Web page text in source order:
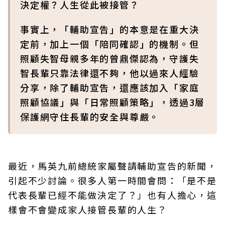
決定權？人生從此被接管？
事實上，「輔助宣告」的本意是在重大決
定前，加上一個「陪同確認」的機制。但
照顧失智母親多年的曾鼎傑認為，守護失
智長輩只靠法律還不夠，他以過來人經驗
分享，除了輔助宣告，還應該加入「家庭
照顧協議」與「日常照顧策略」，透過3層
保護網守住長輩的安全與尊嚴。
最近，馬英九前總統家屬聲請輔助宣告的新聞，
引起不少討論。很多人第一時間會問：「是不是
代表長輩已經不能做決定了？」也有人擔心，這
樣會不會變成家人接管長輩的人生？